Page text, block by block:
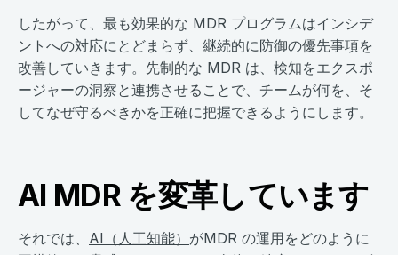
したがって、最も効果的な MDR プログラムはインシデ
ントへの対応にとどまらず、継続的に防御の優先事項を
改善していきます。先制的な MDR は、検知をエクスポ
ージャーの洞察と連携させることで、チームが何を、そ
してなぜ守るべきかを正確に把握できるようにします。
AI MDR を変革しています
それでは、 AI（人工知能） がMDR の運用をどのように